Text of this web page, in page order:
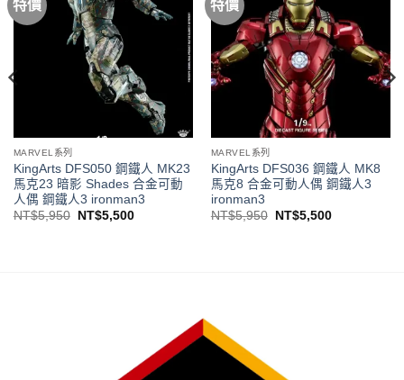
特價
MARVEL系列
KingArts DFS050 鋼鐵人 MK23
馬克23 暗影 Shades 合金可動
人偶 鋼鐵人3 ironman3
NT$5,950
原
NT$5,500目
特價
MARVEL系列
KingArts DFS036 鋼鐵人 MK8
馬克8 合金可動人偶 鋼鐵人3
ironman3
NT$5,950
原
NT$5,500目